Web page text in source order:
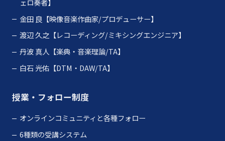
金田 良【映像音楽作曲家/プロデューサー】
渡辺 久之【レコーディング/ミキシングエンジニア】
丹波 真人【楽典・音楽理論/TA】
白石 光佑【DTM・DAW/TA】
授業・フォロー制度
オンラインコミュニティと各種フォロー
6種類の受講システム